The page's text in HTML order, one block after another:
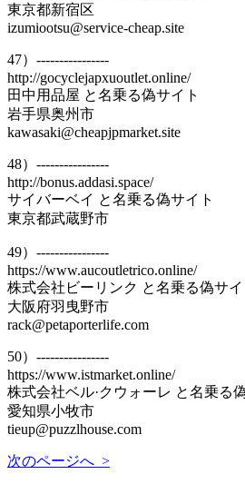
東京都新宿区
izumiootsu@service-cheap.site
47）----------------
http://gocyclejapxuoutlet.online/
田中用品屋 と名乗る偽サイト
岩手県奥州市
kawasaki@cheapjpmarket.site
48）----------------
http://bonus.addasi.space/
サイバーベイ と名乗る偽サイト
東京都武蔵野市
49）----------------
https://www.aucoutletrico.online/
株式会社ビーリンク と名乗る偽サイ
大阪府羽曳野市
rack@petaporterlife.com
50）----------------
https://www.istmarket.online/
株式会社ベル·クウォーレ と名乗る
愛知県小牧市
tieup@puzzlhouse.com
次のページへ >